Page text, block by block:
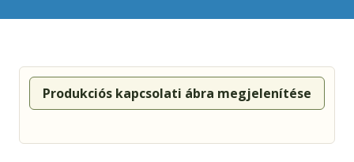
Produkciós kapcsolati ábra megjelenítése